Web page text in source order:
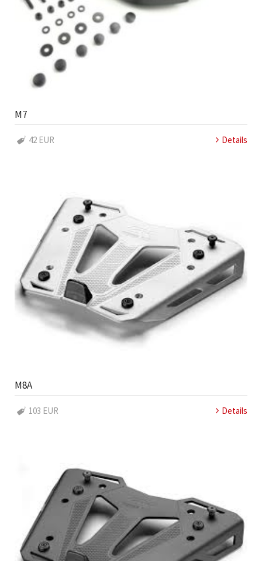
M7
42 EUR Details
M8A
103 EUR Details